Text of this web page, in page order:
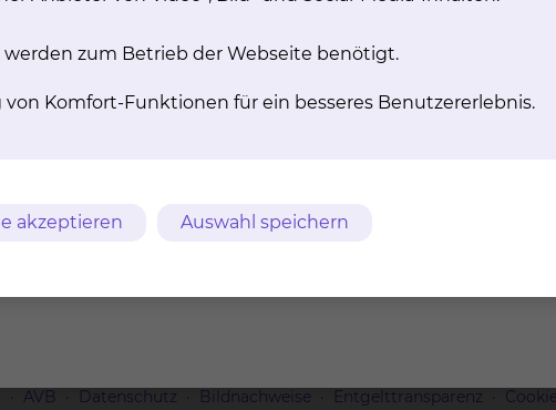
Tel.:
+49 531 595 1257
AVB Datenschutz Bildnachweise Entgelttransparenz
werden zum Betrieb der Webseite benötigt.
Komfort-Funktionen für ein besseres Benutzererlebnis.
akzeptieren Auswahl speichern